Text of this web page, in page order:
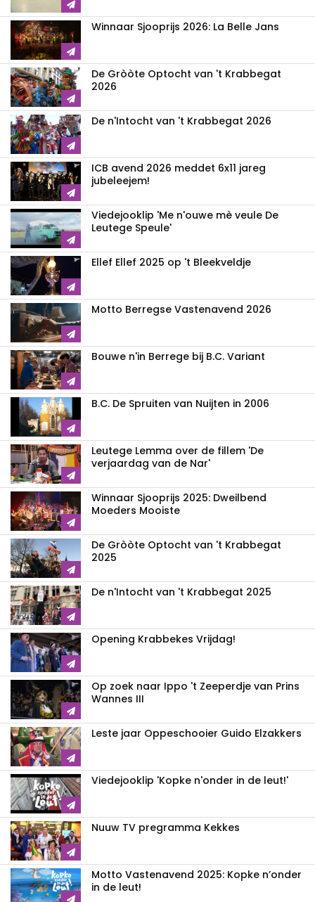
Winnaar Sjooprijs 2026: La Belle Jans
De Gròòte Optocht van 't Krabbegat
2026
De n'Intocht van 't Krabbegat 2026
ICB avend 2026 meddet 6x11 jareg
jubeleejem!
Viedejooklip 'Me n'ouwe mè veule De
Leutege Speule'
Ellef Ellef 2025 op 't Bleekveldje
Motto Berregse Vastenavend 2026
Bouwe n'in Berrege bij B.C. Variant
B.C. De Spruiten van Nuijten in 2006
Leutege Lemma over de fillem 'De
verjaardag van de Nar'
Winnaar Sjooprijs 2025: Dweilbend
Moeders Mooiste
De Gròòte Optocht van 't Krabbegat
2025
De n'Intocht van 't Krabbegat 2025
Opening Krabbekes Vrijdag!
Op zoek naar Ippo 't Zeeperdje van Prins
Wannes III
Leste jaar Oppeschooier Guido Elzakkers
Viedejooklip 'Kopke n'onder in de leut!'
Nuuw TV pregramma Kekkes
Motto Vastenavend 2025: Kopke n’onder
in de leut!